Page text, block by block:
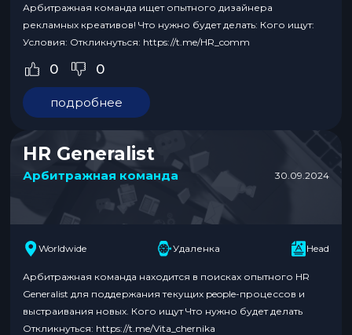
Арбитражная команда ищет опытного дизайнера
рекламных креативов! Что нужно будет делать: Кого ищут:
Условия: Откликнуться: https://t.me/HR_comm
0 0
подробнее
HR Generalist
Арбитражная команда 30.09.2024
Worldwide Удаленка Head
Арбитражная команда находится в поисках опытного HR
Generalist для поддержания текущих people-процессов и
выстраивания новых. Кого ищут Что нужно будет делать
Откликнуться: https://t.me/Vita_chernika